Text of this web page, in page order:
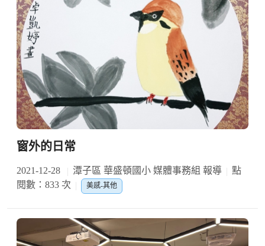
窗外的日常
2021-12-28 潭子區 華盛頓國小 媒體事務組 報導
點
閱數：833 次
美感-其他